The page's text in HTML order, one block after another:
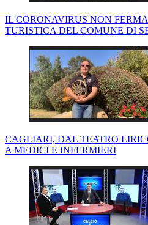
IL CORONAVIRUS NON
TURISTICA DEL COMUNE DI
CAGLIARI, DAL TEATRO
A MEDICI E INFERMIERI